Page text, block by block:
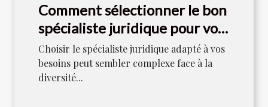
Comment sélectionner le bon
spécialiste juridique pour vos
besoins ?
Choisir le spécialiste juridique adapté à vos
besoins peut sembler complexe face à la
diversité...